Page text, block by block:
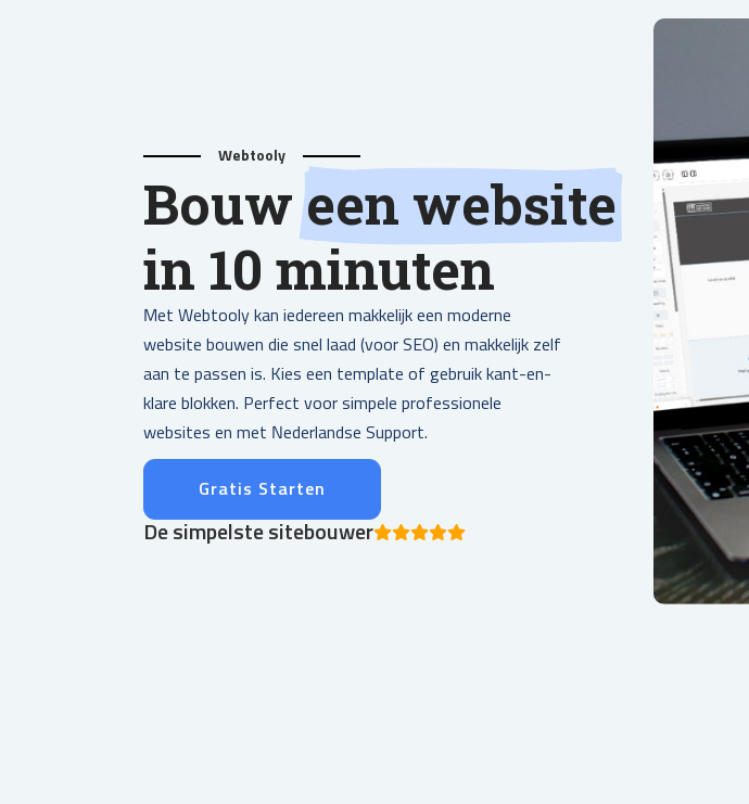
Webtooly
Bouw een website
in 10 minuten
Met Webtooly kan iedereen makkelijk een moderne
website bouwen die snel laad (voor SEO) en makkelijk zelf
aan te passen is. Kies een template of gebruik kant-en-
klare blokken. Perfect voor simpele professionele
websites en met Nederlandse Support.
Gratis Starten
De simpelste sitebouwer